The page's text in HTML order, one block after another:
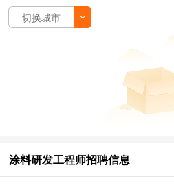
切换城市
涂料研发工程师招聘信息